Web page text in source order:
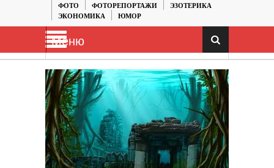
ФОТО
ФОТОРЕПОРТАЖИ
ЭЗОТЕРИКА
ЭКОНОМИКА
ЮМОР
Меню